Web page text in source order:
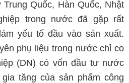
Quốc, Hàn Quốc, Nhật
trong nước đã gặp rất
yếu tố đầu vào sản xuất.
phụ liệu trong nước chỉ co
(DN) có vốn đầu tư nước
tăng của sản phẩm công